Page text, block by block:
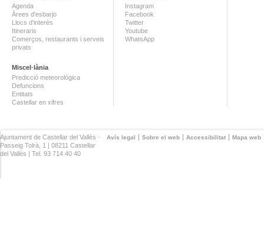
Agenda
Àrees d'esbarjo
Llocs d'interès
Itineraris
Comerços, restaurants i serveis
privats
Miscel·lània
Predicció meteorològica
Defuncions
Entitats
Castellar en xifres
Instagram
Facebook
Twitter
Youtube
WhatsApp
Avís legal Sobre el web Accessibilitat Mapa web
Ajuntament de Castellar del Vallès ·
Passeig Tolrà, 1 | 08211 Castellar
del Vallès | Tel. 93 714 40 40